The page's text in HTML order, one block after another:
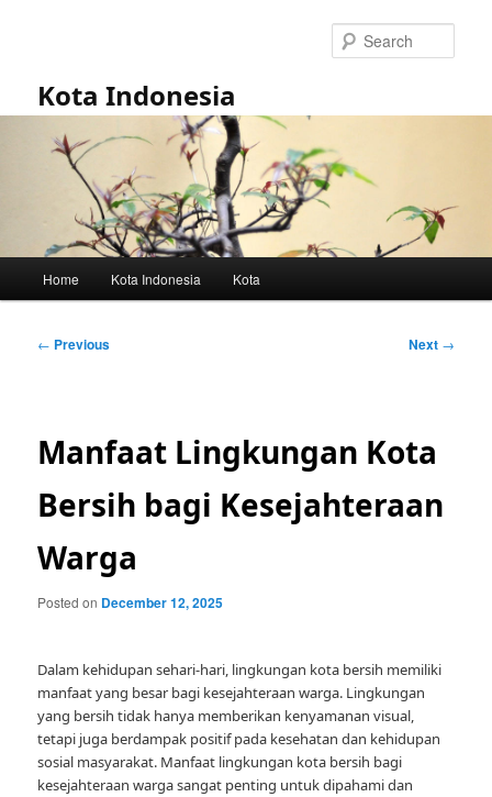
Kota Indonesia
Home Kota Indonesia Kota
Post
← Previous Next →
Manfaat Lingkungan Kota
Bersih bagi Kesejahteraan
Warga
Posted on December 12, 2025
Dalam kehidupan sehari-hari, lingkungan kota bersih memiliki
manfaat yang besar bagi kesejahteraan warga. Lingkungan
yang bersih tidak hanya memberikan kenyamanan visual,
tetapi juga berdampak positif pada kesehatan dan kehidupan
sosial masyarakat. Manfaat lingkungan kota bersih bagi
kesejahteraan warga sangat penting untuk dipahami dan